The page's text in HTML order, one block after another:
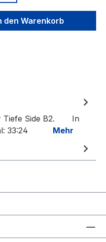
den
den Warenkorb
Tiefe Side B2. In
33:24 Mehr